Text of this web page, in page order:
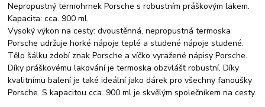
Nepropustný termohrnek Porsche s robustním práškovým lakem.
Kapacita: cca. 900 ml.
Vysoký výkon na cesty: dvoustěnná, nepropustná termoska
Porsche udržuje horké nápoje teplé a studené nápoje studené.
Tělo šálku zdobí znak Porsche a víčko vyražené nápisy Porsche.
Díky práškovému lakování je termoska obzvlášť robustní. Díky
kvalitnímu balení je také ideální jako dárek pro všechny fanoušky
Porsche. S kapacitou cca. 900 ml je skvělým společníkem na cesty.